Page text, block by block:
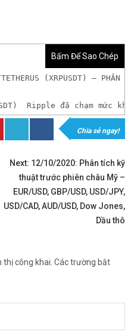
Bấm Để Sao Chép
(XRPUSDT) – PHÂN
Ripple đã chạm
giao dịch Tiền Ảo hoặc
Sàn
Chia sẻ ngay!
Next: 12/10/2020: Phân tích kỹ
thuật trước phiên châu Mỹ –
EUR/USD, GBP/USD, USD/JPY,
USD/CAD, AUD/USD, Dow Jones,
Dầu thô
thị công khai. Các trường bắt